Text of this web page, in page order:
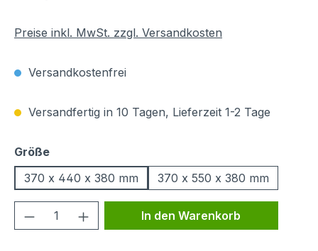
Preise inkl. MwSt. zzgl. Versandkosten
Versandkostenfrei
Versandfertig in 10 Tagen, Lieferzeit 1-2 Tage
Größeauswählen
370 x 440 x 380 mm
370 x 550 x 380 mm
Produkt Anzahl: Gib den
In den Warenkorb